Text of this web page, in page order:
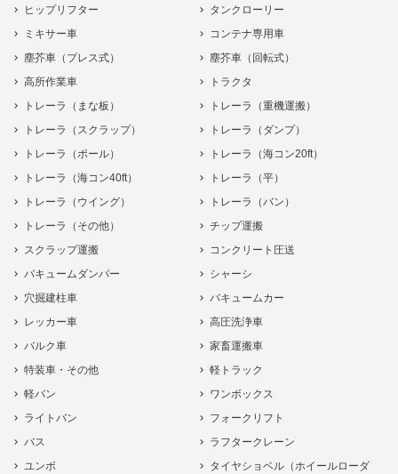
ヒップリフター
タンクローリー
ミキサー車
コンテナ専用車
塵芥車（プレス式）
塵芥車（回転式）
高所作業車
トラクタ
トレーラ（まな板）
トレーラ（重機運搬）
トレーラ（スクラップ）
トレーラ（ダンプ）
トレーラ（ポール）
トレーラ（海コン20ft）
トレーラ（海コン40ft）
トレーラ（平）
トレーラ（ウイング）
トレーラ（バン）
トレーラ（その他）
チップ運搬
スクラップ運搬
コンクリート圧送
バキュームダンパー
シャーシ
穴掘建柱車
バキュームカー
レッカー車
高圧洗浄車
バルク車
家畜運搬車
特装車・その他
軽トラック
軽バン
ワンボックス
ライトバン
フォークリフト
バス
ラフタークレーン
ユンボ
タイヤショベル（ホイールローダ